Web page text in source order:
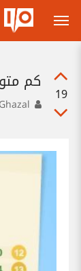
19
كم